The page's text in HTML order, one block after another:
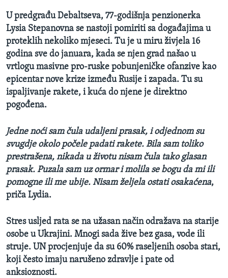
U predgrađu Debaltseva, 77-godišnja penzionerka
Lysia Stepanovna se nastoji pomiriti sa događajima u
proteklih nekoliko mjeseci. Tu je u miru živjela 16
godina sve do januara, kada se njen grad našao u
vrtlogu masivne pro-ruske pobunjeničke ofanzive kao
epicentar nove krize između Rusije i zapada. Tu su
ispaljivanje rakete, i kuća do njene je direktno
pogođena.
Jedne noći sam čula udaljeni prasak, i odjednom su
svugdje okolo počele padati rakete. Bila sam toliko
prestrašena, nikada u životu nisam čula tako glasan
prasak. Puzala sam uz ormar i molila se bogu da mi ili
pomogne ili me ubije. Nisam željela ostati osakaćena,
priča Lydia.
Stres usljed rata se na užasan način odražava na starije
osobe u Ukrajini. Mnogi sada žive bez gasa, vode ili
struje. UN procjenjuje da su 60% raseljenih osoba stari,
koji često imaju narušeno zdravlje i pate od
anksioznosti.